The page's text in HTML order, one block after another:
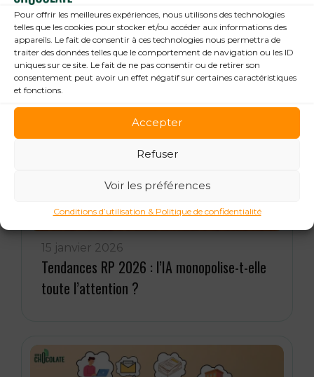
Pour offrir les meilleures expériences, nous utilisons des technologies
telles que les cookies pour stocker et/ou accéder aux informations des
appareils. Le fait de consentir à ces technologies nous permettra de
traiter des données telles que le comportement de navigation ou les ID
uniques sur ce site. Le fait de ne pas consentir ou de retirer son
consentement peut avoir un effet négatif sur certaines caractéristiques
et fonctions.
Accepter
Refuser
Voir les préférences
Conditions d’utilisation & Politique de confidentialité
21 janvier 2026
« Pionniers », anatomie des leaders de la
Tech : Guillaume Grallet, Le Point
15 janvier 2026
Tendances RP 2026 : l’IA monopolise-t-elle
toute l’attention ?